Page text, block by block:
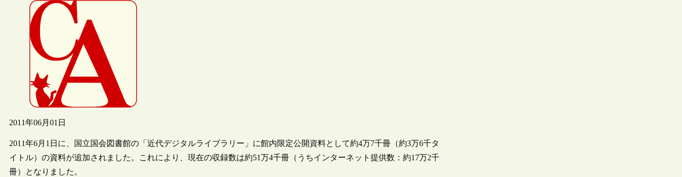
2011年06月01日
2011年6月1日に、国立国会図書館の「近代デジタルライブラリー」に館内限定公開資料として約4万7千冊（約3万6千タ
イトル）の資料が追加されました。これにより、現在の収録数は約51万4千冊（うちインターネット提供数：約17万2千
冊）となりました。